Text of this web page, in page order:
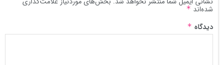
شده‌اند *
دیدگاه *